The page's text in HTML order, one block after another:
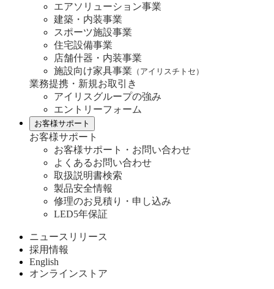
エアソリューション事業
建築・内装事業
スポーツ施設事業
住宅設備事業
店舗什器・内装事業
施設向け家具事業 （アイリスチトセ）
業務提携・新規お取引き
アイリスグループの強み
エントリーフォーム
お客様サポート
お客様サポート
お客様サポート・お問い合わせ
よくあるお問い合わせ
取扱説明書検索
製品安全情報
修理のお見積り・申し込み
LED5年保証
ニュースリリース
採用情報
English
オンラインストア